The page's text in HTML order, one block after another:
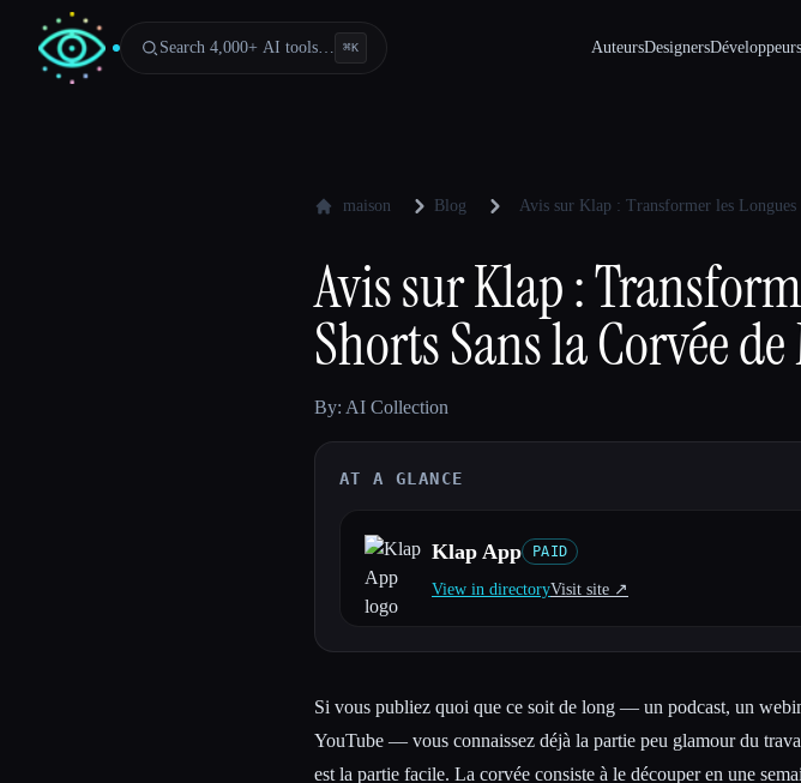
Search 4,000+ AI tools… ⌘K AuteursDesignersDéveloppeurs
maison Blog Avis sur Klap : Transformer les Longues
Avis sur Klap :
Shorts Sans la Corvée
By: AI Collection
AT A GLANCE
Klap App PAID
View in directoryVisit site ↗︎
Si vous publiez quoi que ce soit de long — un podcast, un
YouTube — vous connaissez déjà la partie peu glamour du
est la partie facile. La corvée consiste à le découper en une